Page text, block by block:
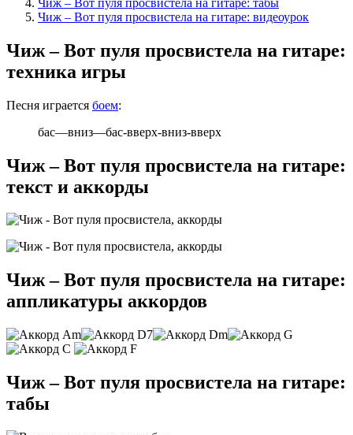
Чиж – Вот пуля просвистела на гитаре: видеоурок
Чиж – Вот пуля просвистела на гитаре:
техника игры
Песня играется боем:
бас—вниз—бас-вверх-вниз-вверх
Чиж – Вот пуля просвистела на гитаре:
текст и аккорды
Чиж – Вот пуля просвистела на гитаре:
аппликатуры аккордов
Чиж – Вот пуля просвистела на гитаре:
табы